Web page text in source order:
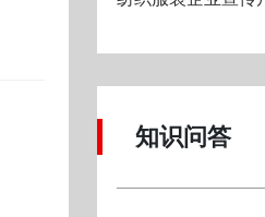
知识问答